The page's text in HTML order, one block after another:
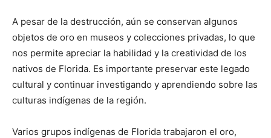
A pesar de la destrucción, aún se conservan algunos
objetos de oro en museos y colecciones privadas, lo que
nos permite apreciar la habilidad y la creatividad de los
nativos de Florida. Es importante preservar este legado
cultural y continuar investigando y aprendiendo sobre las
culturas indígenas de la región.
Varios grupos indígenas de Florida trabajaron el oro,